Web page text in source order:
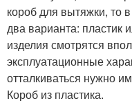
короб для вытяжки, то
два варианта: пластик
изделия смотрятся
эксплуатационные
отталкиваться нужно
Короб из пластика.